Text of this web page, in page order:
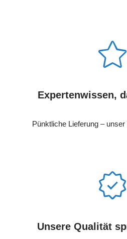
Expertenwissen,
Pünktliche Lieferung –
Unsere Qualität